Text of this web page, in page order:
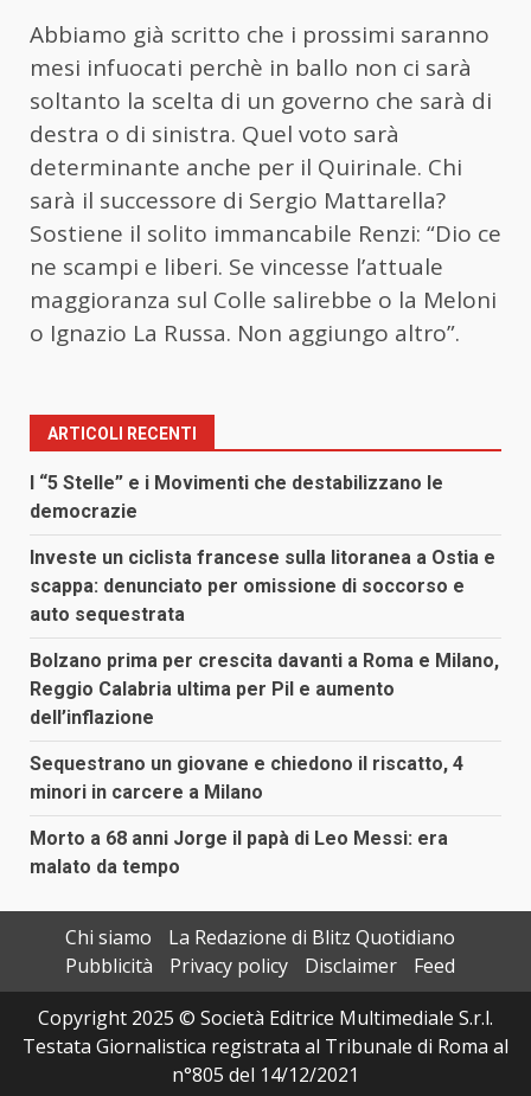
Abbiamo già scritto che i prossimi saranno
mesi infuocati perchè in ballo non ci sarà
soltanto la scelta di un governo che sarà di
destra o di sinistra. Quel voto sarà
determinante anche per il Quirinale. Chi
sarà il successore di Sergio Mattarella?
Sostiene il solito immancabile Renzi: “Dio ce
ne scampi e liberi. Se vincesse l’attuale
maggioranza sul Colle salirebbe o la Meloni
o Ignazio La Russa. Non aggiungo altro”.
ARTICOLI RECENTI
I “5 Stelle” e i Movimenti che destabilizzano le
democrazie
Investe un ciclista francese sulla litoranea a Ostia e
scappa: denunciato per omissione di soccorso e
auto sequestrata
Bolzano prima per crescita davanti a Roma e Milano,
Reggio Calabria ultima per Pil e aumento
dell’inflazione
Sequestrano un giovane e chiedono il riscatto, 4
minori in carcere a Milano
Morto a 68 anni Jorge il papà di Leo Messi: era
malato da tempo
Chi siamo
La Redazione di Blitz Quotidiano
Pubblicità
Privacy policy Disclaimer
Feed
Copyright 2025 © Società Editrice Multimediale S.r.l.
Testata Giornalistica registrata al Tribunale di Roma al
n°805 del 14/12/2021